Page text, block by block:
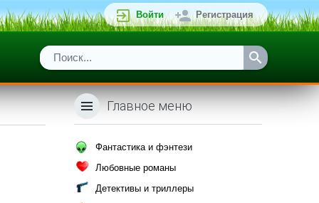
Войти Регистрация
Главное меню
Фантастика и фэнтези
Любовные романы
Детективы и триллеры